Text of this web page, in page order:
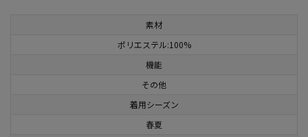
素材
ポリエステル:100%
機能
その他
着用シーズン
春夏